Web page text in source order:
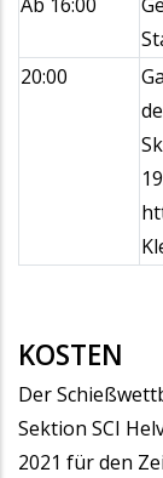
20:00
KOSTEN
Der
Sektion SCI
2021 für den